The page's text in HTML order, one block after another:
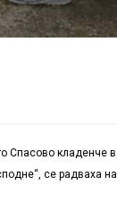
Спасово кладенче в
се радваха на